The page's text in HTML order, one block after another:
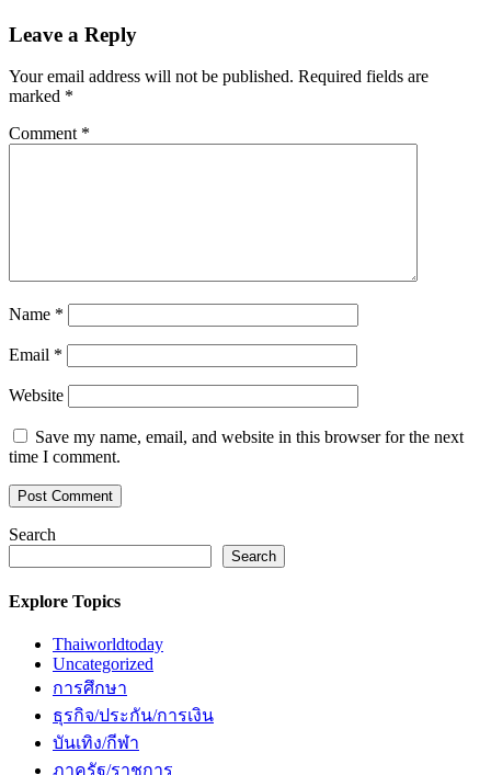
Leave a Reply
Your email address will not be published. Required fields are
marked *
Comment *
Name *
Email *
Website
Save my name, email, and website in this browser for the next
time I comment.
Search
Search
Explore Topics
Thaiworldtoday
Uncategorized
การศึกษา
ธุรกิจ/ประกัน/การเงิน
บันเทิง/กีฬา
ภาครัฐ/ราชการ